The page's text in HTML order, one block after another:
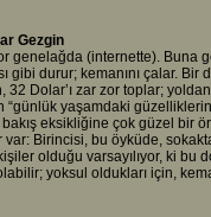
Gezgin
genelağda (internette). Buna
gibi durur; kemanını çalar.
Dolar’ı zar zor toplar;
“günlük yaşamdaki
bakış eksikliğine çok güzel bir
Birincisi, bu öyküde,
olduğu varsayılıyor, ki bu
yoksul oldukları için,